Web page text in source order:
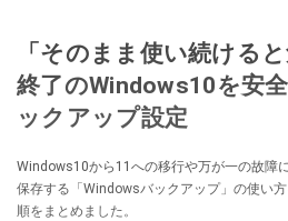
「そのまま使い続ける
終了のWindows10を安
ックアップ設定
Windows10から11への移行や万が一の故障
保存する「Windowsバックアップ」の使い
順をまとめました。